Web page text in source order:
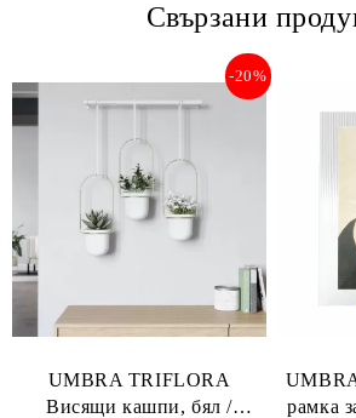
Свързани
UMBRA TRIFLORA
Висящи кашпи, бял /
-20%
рамка